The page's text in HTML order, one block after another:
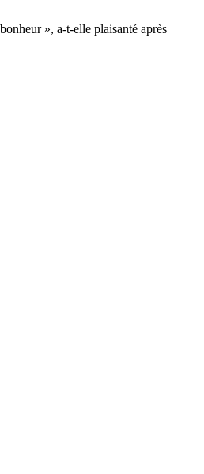
», a-t-elle plaisanté après